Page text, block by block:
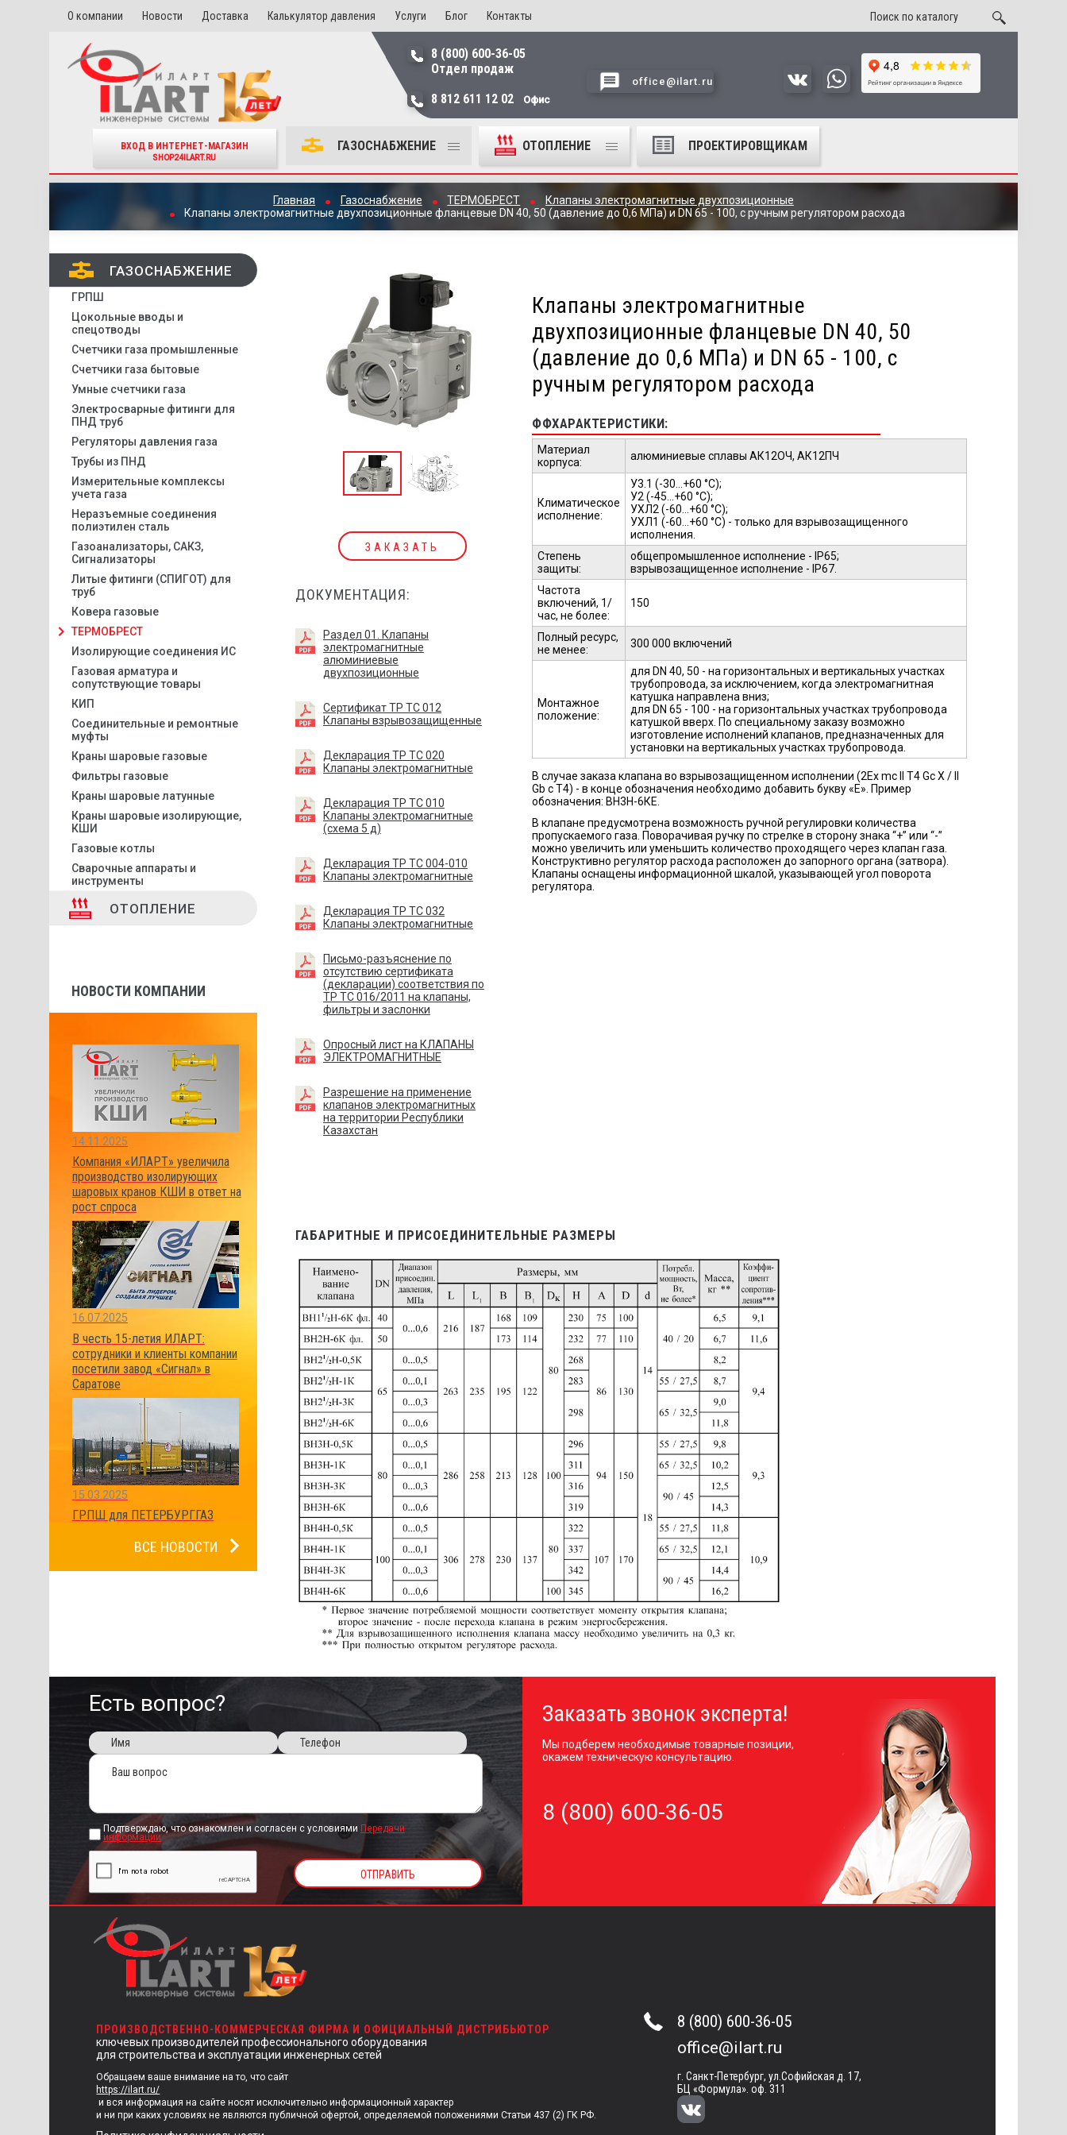
О компании Новости Доставка Калькулятор давления Услуги Блог Контакты
ВХОД В ИНТЕРНЕТ-МАГАЗИН
SHOP24ILART.RU
8 (800) 600-36-05
Отдел продаж
8 812 611 12 02
Офис
office@ilart.ru
ГАЗОСНАБЖЕНИЕ ОТОПЛЕНИЕ ПРОЕКТИРОВЩИКАМ
Главная Газоснабжение ТЕРМОБРЕСТ
Клапаны электромагнитные двухпозиционные
Клапаны электромагнитные двухпозиционные фланцевые DN 40, 50 (давление до 0,6 МПа) и DN 65 - 100, с ручным регулятором расхода
ГАЗОСНАБЖЕНИЕ
ГРПШ
Цокольные вводы и
спецотводы
Счетчики газа промышленные
Счетчики газа бытовые
Умные счетчики газа
Электросварные фитинги для
ПНД труб
Регуляторы давления газа
Трубы из ПНД
Измерительные комплексы
учета газа
Неразъемные соединения
полиэтилен сталь
Газоанализаторы, САКЗ,
Сигнализаторы
Литые фитинги (СПИГОТ) для
труб
Ковера газовые
ТЕРМОБРЕСТ
Изолирующие соединения ИС
Газовая арматура и
сопутствующие товары
КИП
Соединительные и ремонтные
муфты
Краны шаровые газовые
Фильтры газовые
Краны шаровые латунные
Краны шаровые изолирующие,
КШИ
Газовые котлы
Сварочные аппараты и
инструменты
ОТОПЛЕНИЕ
НОВОСТИ КОМПАНИИ
14.11.2025
Компания «ИЛАРТ» увеличила
производство изолирующих
шаровых кранов КШИ в ответ на
рост спроса
16.07.2025
В честь 15-летия ИЛАРТ:
сотрудники и клиенты компании
посетили завод «Сигнал» в
Саратове
15.03.2025
ГРПШ для ПЕТЕРБУРГГАЗ
ВСЕ НОВОСТИ
ЗАКАЗАТЬ
ДОКУМЕНТАЦИЯ:
Раздел 01. Клапаны
электромагнитные
алюминиевые
двухпозиционные
Сертификат TP TC 012
Клапаны взрывозащищенные
Декларация ТР ТС 020
Клапаны электромагнитные
Декларация ТР ТС 010
Клапаны электромагнитные
(схема 5 д)
Декларация ТР ТС 004-010
Клапаны электромагнитные
Декларация ТР ТС 032
Клапаны электромагнитные
Письмо-разъяснение по
отсутствию сертификата
(декларации) соответствия по
ТР ТС 016/2011 на клапаны,
фильтры и заслонки
Опросный лист на КЛАПАНЫ
ЭЛЕКТРОМАГНИТНЫЕ
Разрешение на применение
клапанов электромагнитных
на территории Республики
Казахстан
Клапаны электромагнитные
двухпозиционные фланцевые DN 40, 50
(давление до 0,6 МПа) и DN 65 - 100, с
ручным регулятором расхода
ФФХАРАКТЕРИСТИКИ:
Материал
корпуса:
алюминиевые сплавы АК12ОЧ, АК12ПЧ
Климатическое
исполнение:
У3.1 (-30...+60 °С);
У2 (-45...+60 °С);
УХЛ2 (-60...+60 °С);
УХЛ1 (-60...+60 °С) - только для взрывозащищенного
исполнения.
Степень
защиты:
общепромышленное исполнение - IP65;
взрывозащищенное исполнение - IP67.
Частота
включений, 1/
час, не более:
150
Полный ресурс,
не менее:
300 000 включений
Монтажное
положение:
для DN 40, 50 - на горизонтальных и вертикальных участках
трубопровода, за исключением, когда электромагнитная
катушка направлена вниз;
для DN 65 - 100 - на горизонтальных участках трубопровода
катушкой вверх. По специальному заказу возможно
изготовление исполнений клапанов, предназначенных для
установки на вертикальных участках трубопровода.
В случае заказа клапана во взрывозащищенном исполнении (2Еx mc II T4 Gc X / II
Gb c T4) - в конце обозначения необходимо добавить букву «E». Пример
обозначения: ВН3Н-6КЕ.
В клапане предусмотрена возможность ручной регулировки количества
пропускаемого газа. Поворачивая ручку по стрелке в сторону знака “+” или “-”
можно увеличить или уменьшить количество проходящего через клапан газа.
Конструктивно регулятор расхода расположен до запорного органа (затвора).
Клапаны оснащены информационной шкалой, указывающей угол поворота
регулятора.
ГАБАРИТНЫЕ И ПРИСОЕДИНИТЕЛЬНЫЕ РАЗМЕРЫ
Есть вопрос?
Подтверждаю, что ознакомлен и согласен с условиями Передачи
информации
Заказать звонок эксперта!
Мы подберем необходимые товарные позиции,
окажем техническую консультацию.
8 (800) 600-36-05
ПРОИЗВОДСТВЕННО-КОММЕРЧЕСКАЯ ФИРМА И ОФИЦИАЛЬНЫЙ ДИСТРИБЬЮТОР
ключевых производителей профессионального оборудования
для строительства и эксплуатации инженерных сетей
Обращаем ваше внимание на то, что сайт
https://ilart.ru/
и вся информация на сайте носят исключительно информационный характер
и ни при каких условиях не являются публичной офертой, определяемой положениями Статьи 437 (2) ГК РФ.
8 (800) 600-36-05
office@ilart.ru
г. Санкт-Петербург, ул.Софийская д. 17,
БЦ «Формула». оф. 311